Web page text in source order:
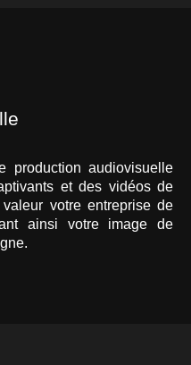
production audiovisuelle
et des vidéos de
votre entreprise de
ainsi votre image de